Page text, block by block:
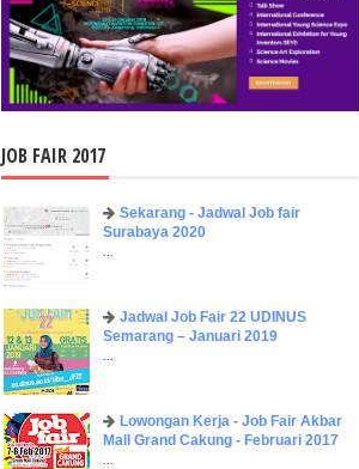
JOB FAIR 2017
Sekarang - Jadwal Job fair
Surabaya 2020
...
Jadwal Job Fair 22 UDINUS
Semarang – Januari 2019
...
Lowongan Kerja - Job Fair ​Akbar ​
Mall Grand Cakung - Februari 2017
...